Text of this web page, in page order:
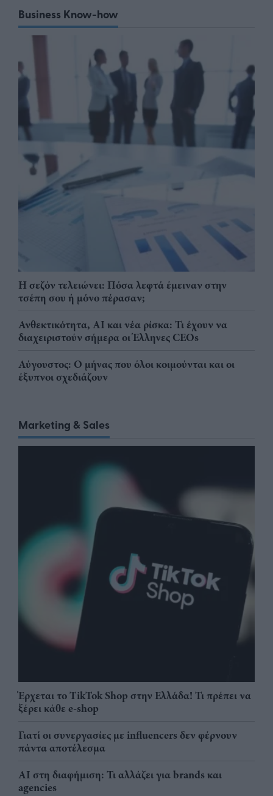
Business Know-how
Η σεζόν τελειώνει: Πόσα λεφτά έμειναν στην
τσέπη σου ή μόνο πέρασαν;
Ανθεκτικότητα, AI και νέα ρίσκα: Τι έχουν να
διαχειριστούν σήμερα οι Έλληνες CEOs
Αύγουστος: Ο μήνας που όλοι κοιμούνται και οι
έξυπνοι σχεδιάζουν
Marketing & Sales
Έρχεται το TikTok Shop στην Ελλάδα! Τι πρέπει να
ξέρει κάθε e-shop
Γιατί οι συνεργασίες με influencers δεν φέρνουν
πάντα αποτέλεσμα
AI στη διαφήμιση: Τι αλλάζει για brands και
agencies